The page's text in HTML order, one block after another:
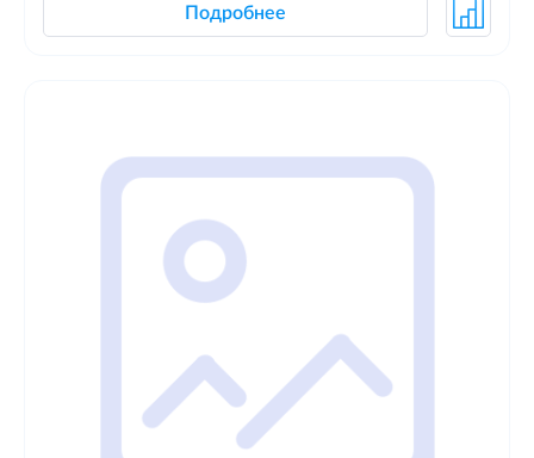
Подробнее